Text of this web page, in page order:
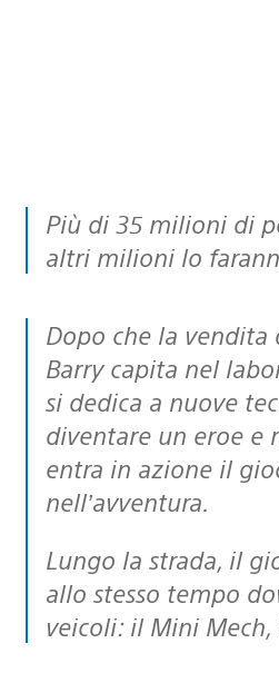
Più di 35 milioni di persone in tutto il mondo lo hanno già scaricato e molti
altri milioni lo
Dopo che la vendita di grammofoni porta a porta non ha dato i frutti sperati,
Barry capita nel
si dedica a nuove
diventare un eroe e
entra in azione il
nell’avventura.
Lungo la strada, il giocatore dovrà evitare laser, missili e scariche elettriche, ma
allo stesso tempo
veicoli: il Mini